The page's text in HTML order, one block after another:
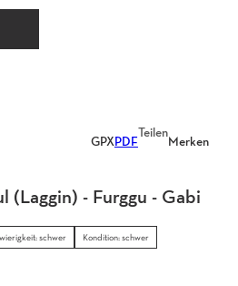
GPXPDF
Teilen
Merken
(Laggin) - Furggu - Gabi
schwer
Kondition: schwer